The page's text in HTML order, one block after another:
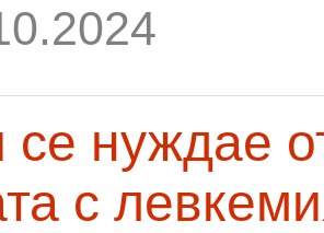
се нуждае
с